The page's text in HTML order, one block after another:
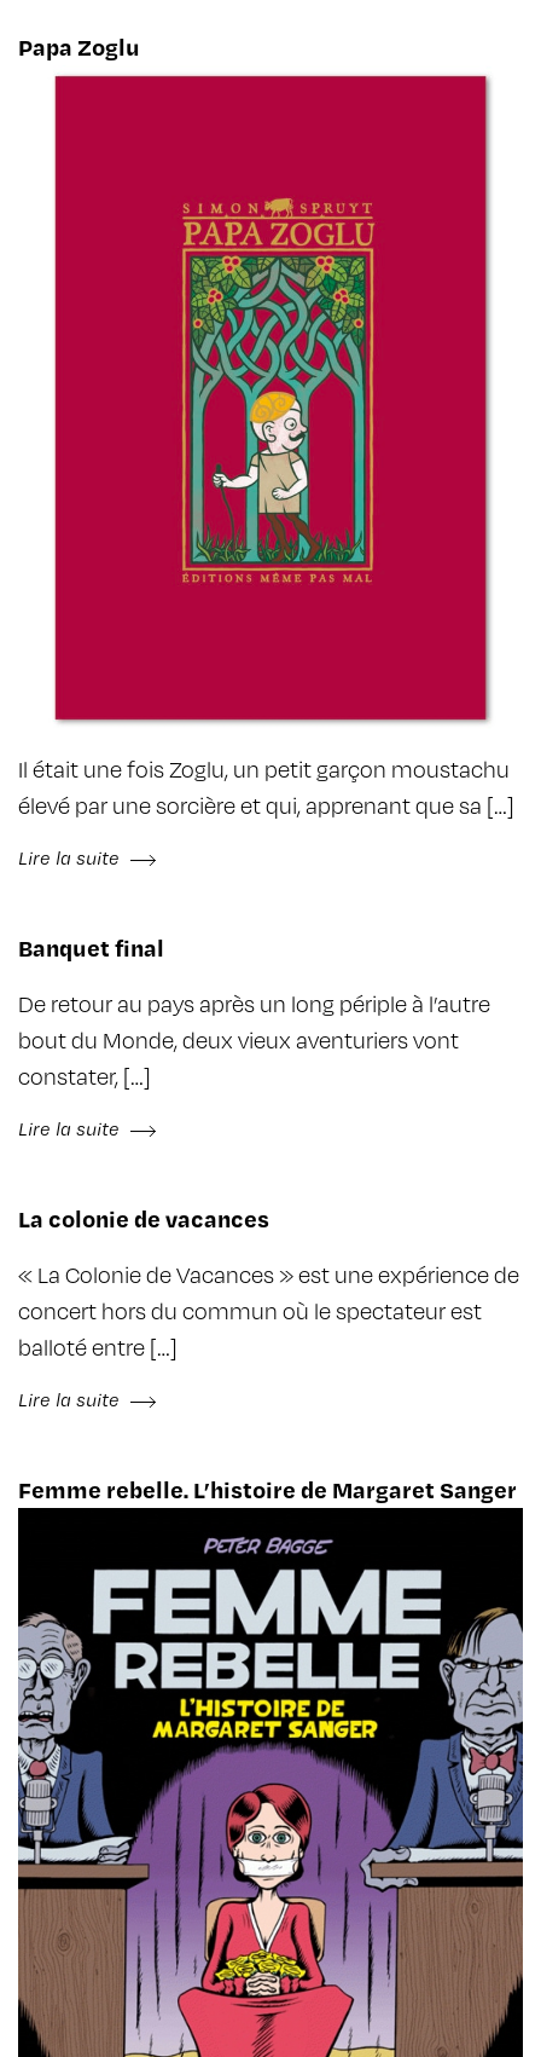
Papa Zoglu
Il était une fois Zoglu, un petit garçon moustachu
élevé par une sorcière et qui, apprenant que sa […]
Lire la suite
Banquet final
De retour au pays après un long périple à l’autre
bout du Monde, deux vieux aventuriers vont
constater, […]
Lire la suite
La colonie de vacances
« La Colonie de Vacances » est une expérience de
concert hors du commun où le spectateur est
balloté entre […]
Lire la suite
Femme rebelle. L’histoire de Margaret Sanger